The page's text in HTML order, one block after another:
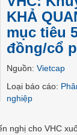
KHẢ
mục tiêu
đồng/cổ
Nguồn:Vietcap
Loại báo cáo:
nghiệp
nghị cho VHC